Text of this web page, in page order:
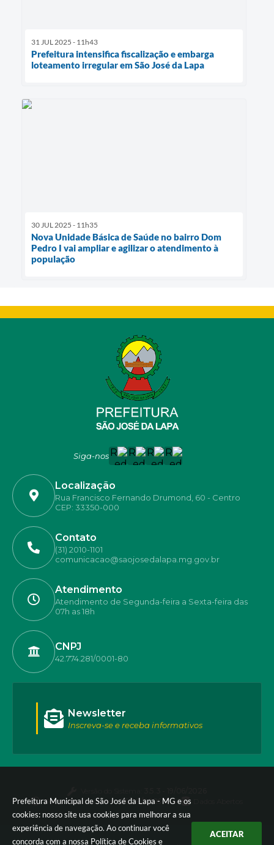
Prefeitura Municipal de São José da Lapa - MG e os
cookies: nosso site usa cookies para melhorar a sua
experiência de navegação. Ao continuar você
concorda com a nossa Política de Cookies e
ACEITAR
31 JUL 2025 - 11h43
Prefeitura intensifica fiscalização e embarga
loteamento irregular em São José da Lapa
30 JUL 2025 - 11h35
Nova Unidade Básica de Saúde no bairro Dom
Pedro I vai ampliar e agilizar o atendimento à
população
Siga-nos
Localização
Rua Francisco Fernando Drumond, 60 - Centro
CEP: 33350-000
Contato
(31) 2010-1101
comunicacao@saojosedalapa.mg.gov.br
Atendimento
Atendimento de Segunda-feira a Sexta-feira das
07h as 18h
CNPJ
42.774.281/0001-80
Newsletter
Inscreva-se e receba informativos
Portal atualizado em:06/08/2026 17:40